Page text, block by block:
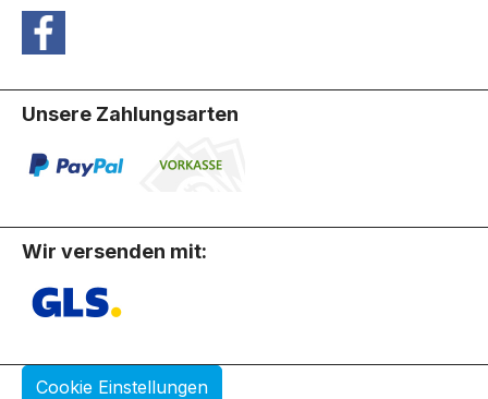
Unsere Zahlungsarten
Wir versenden mit:
Cookie Einstellungen